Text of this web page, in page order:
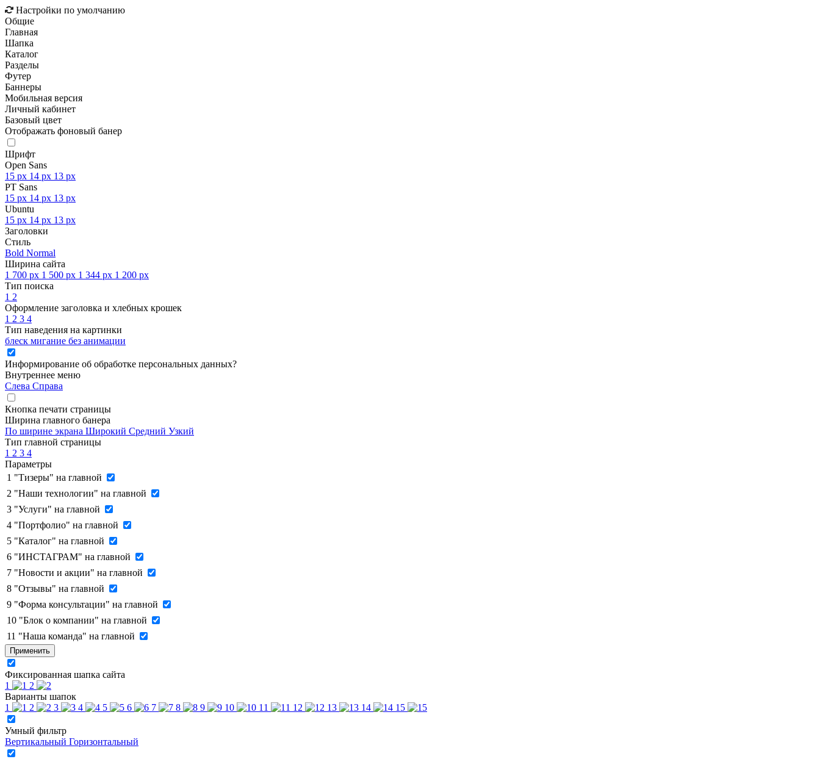
Настройки по умолчанию
Общие
Главная
Шапка
Каталог
Разделы
Футер
Баннеры
Мобильная версия
Личный кабинет
Базовый цвет
Отображать фоновый банер
Шрифт
Open Sans
15 px 14 px 13 px
PT Sans
15 px 14 px 13 px
Ubuntu
15 px 14 px 13 px
Заголовки
Стиль
Bold Normal
Ширина сайта
1 700 px 1 500 px 1 344 px 1 200 px
Тип поиска
1 2
Оформление заголовка и хлебных крошек
1 2 3 4
Тип наведения на картинки
блеск мигание без анимации
Информирование об обработке персональных данных?
Внутреннее меню
Слева Справа
Кнопка печати страницы
Ширина главного банера
По ширине экрана Широкий Средний Узкий
Тип главной страницы
1 2 3 4
Параметры
1 "Тизеры" на главной
2 "Наши технологии" на главной
3 "Услуги" на главной
4 "Портфолио" на главной
5 "Каталог" на главной
6 "ИНСТАГРАМ" на главной
7 "Новости и акции" на главной
8 "Отзывы" на главной
9 "Форма консультации" на главной
10 "Блок о компании" на главной
11 "Наша команда" на главной
Применить
Фиксированная шапка сайта
1
2
Варианты шапок
1
2 3 4 5 6 7 8 9 10 11 12 13 14 15
Умный фильтр
Вертикальный Горизонтальный